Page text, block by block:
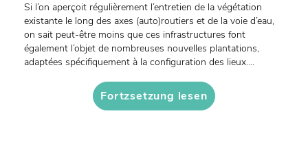
Si l’on aperçoit régulièrement l’entretien de la végétation
existante le long des axes (auto)routiers et de la voie d’eau,
on sait peut-être moins que ces infrastructures font
également l’objet de nombreuses nouvelles plantations,
adaptées spécifiquement à la configuration des lieux....
Fortzsetzung lesen